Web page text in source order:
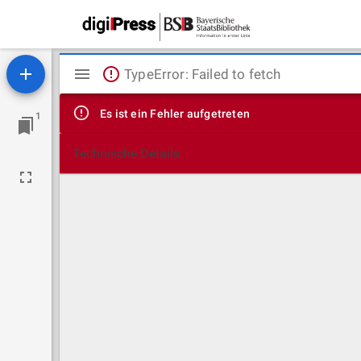
1
Mirador
Viewer
TypeError: Failed to fetch
Es ist ein Fehler aufgetreten
Technische Details